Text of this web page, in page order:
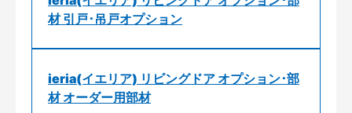
材 引戸･吊戸オプション
ieria(イエリア) リビングドア オプション･部
材 オーダー用部材